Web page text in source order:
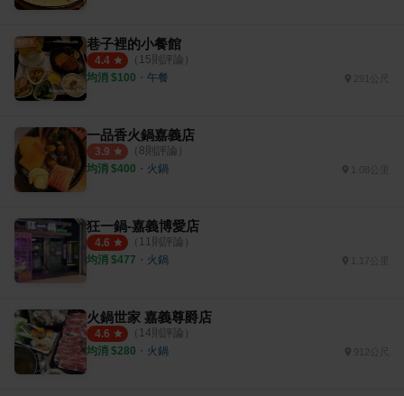
巷子裡的小餐館
4.4 （ 15則評論）
均消 $100 ・ 午餐
一品香火鍋嘉義店
3.9 （ 8則評論）
均消 $400 ・ 火鍋
狂一鍋-嘉義博愛店
4.6 （ 11則評論）
均消 $477 ・ 火鍋
火鍋世家 嘉義尊爵店
4.6 （ 14則評論）
均消 $280 ・ 火鍋